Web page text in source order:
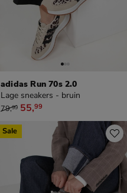
adidas Run 70s 2.0
Lage sneakers - bruin
van € 79,99 voor € 55,99
79,99 55,99
Sale